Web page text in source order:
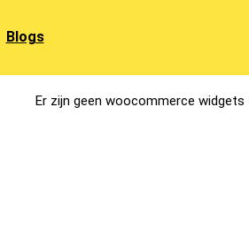
Blogs
Er zijn geen woocommerce widgets